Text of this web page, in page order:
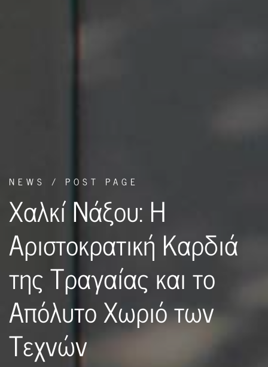
NEWS / POST PAGE
Χαλκί Νάξου: Η
Αριστοκρατική Καρδιά
της Τραγαίας και το
Απόλυτο Χωριό των
Τεχνών